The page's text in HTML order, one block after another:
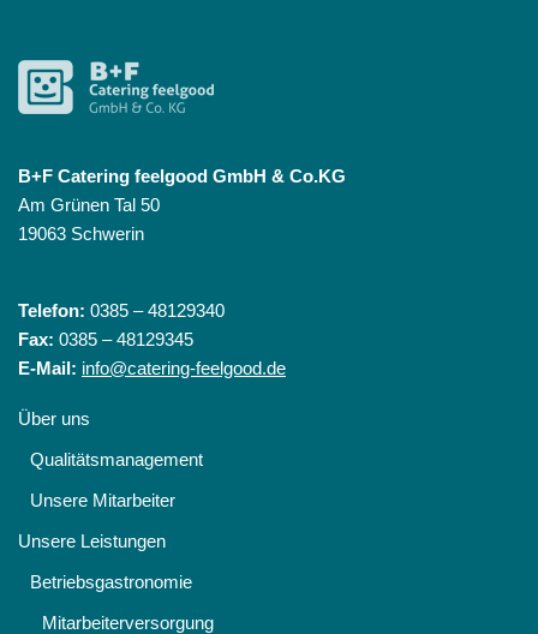
B+F Catering feelgood GmbH & Co.KG
Am Grünen Tal 50
19063 Schwerin
Telefon: 0385 – 48129340
Fax: 0385 – 48129345
E-Mail: info@catering-feelgood.de
Über uns
Qualitätsmanagement
Unsere Mitarbeiter
Unsere Leistungen
Betriebsgastronomie
Mitarbeiterversorgung